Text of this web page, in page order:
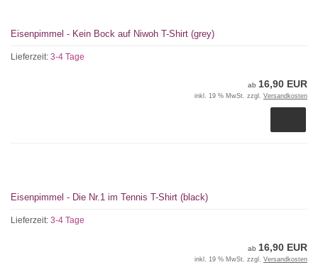
Eisenpimmel - Kein Bock auf Niwoh T-Shirt (grey)
Lieferzeit: 3-4 Tage
ab 16,90 EUR
inkl. 19 % MwSt. zzgl. Versandkosten
Eisenpimmel - Die Nr.1 im Tennis T-Shirt (black)
Lieferzeit: 3-4 Tage
ab 16,90 EUR
inkl. 19 % MwSt. zzgl. Versandkosten